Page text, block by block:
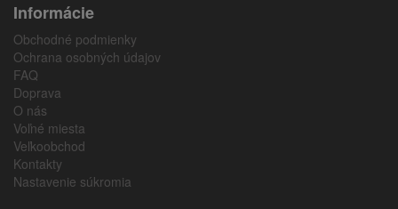
Informácie
Obchodné podmienky
Ochrana osobných údajov
FAQ
Doprava
O nás
Voľné miesta
Veľkoobchod
Kontakty
Nastavenie súkromia